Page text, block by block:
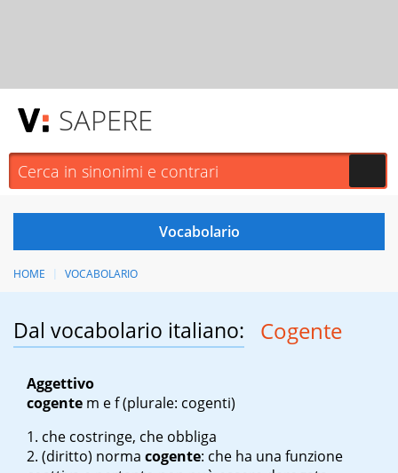
SAPERE
HOME VOCABOLARIO
Dal vocabolario italiano: Cogente
Aggettivo
cogente m ef(plurale: cogenti)
che costringe, che obbliga
(diritto) norma cogente: che ha una funzione